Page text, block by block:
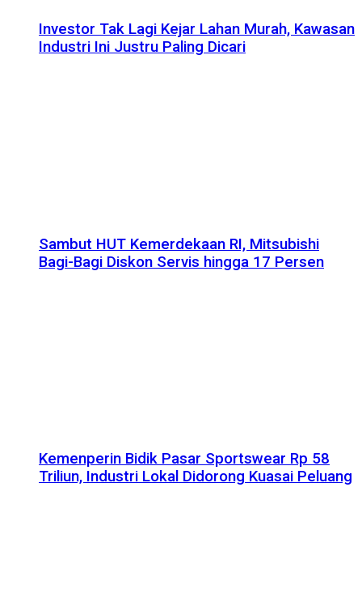
Investor Tak Lagi Kejar Lahan Murah, Kawasan
Industri Ini Justru Paling Dicari
Sambut HUT Kemerdekaan RI, Mitsubishi
Bagi-Bagi Diskon Servis hingga 17 Persen
Kemenperin Bidik Pasar Sportswear Rp 58
Triliun, Industri Lokal Didorong Kuasai Peluang